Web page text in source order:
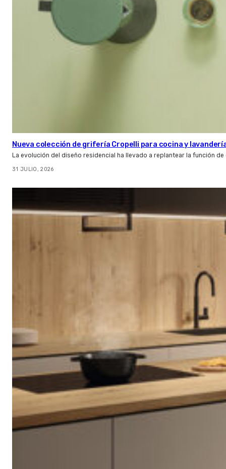
Nueva colección de grifería Cropelli para cocina y
La evolución del diseño residencial ha llevado a replantear la función
31 JULIO, 2026